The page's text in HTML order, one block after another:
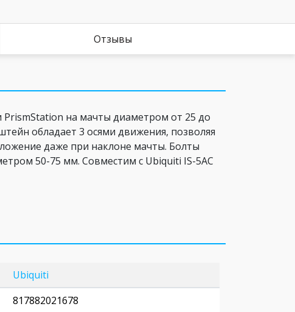
Отзывы
PrismStation на мачты диаметром от 25 до
обладает 3 осями движения, позволяя
даже при наклоне мачты. Болты
50-75 мм. Совместим с Ubiquiti IS-5AC
Ubiquiti
817882021678